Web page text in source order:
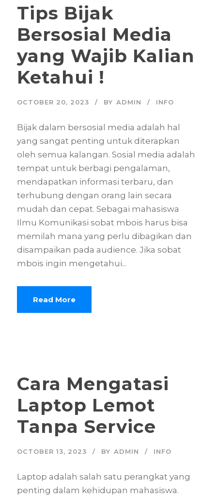
Tips Bijak
Bersosial Media
yang Wajib Kalian
Ketahui !
OCTOBER 20, 2023 BY ADMIN INFO
Bijak dalam bersosial media adalah hal
yang sangat penting untuk diterapkan
oleh semua kalangan. Sosial media adalah
tempat untuk berbagi pengalaman,
mendapatkan informasi terbaru, dan
terhubung dengan orang lain secara
mudah dan cepat. Sebagai mahasiswa
Ilmu Komunikasi sobat mbois harus bisa
memilah mana yang perlu dibagikan dan
disampaikan pada audience. Jika sobat
mbois ingin mengetahui...
Read More
Cara Mengatasi
Laptop Lemot
Tanpa Service
OCTOBER 13, 2023 BY ADMIN INFO
Laptop adalah salah satu perangkat yang
penting dalam kehidupan mahasiswa.